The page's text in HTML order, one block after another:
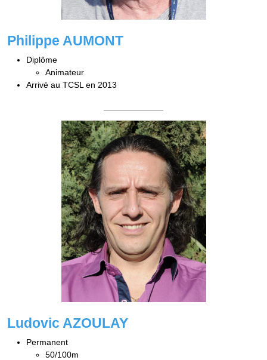
Philippe AUMONT
Diplôme
Animateur
Arrivé au TCSL en 2013
Ludovic AZOULAY
Permanent
50/100m